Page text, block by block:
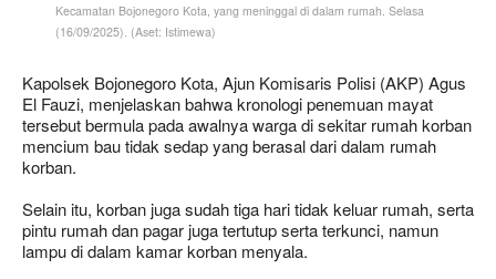
Kecamatan Bojonegoro Kota, yang meninggal di dalam rumah. Selasa
(16/09/2025). (Aset: Istimewa)
Kapolsek Bojonegoro Kota, Ajun Komisaris Polisi (AKP) Agus
El Fauzi, menjelaskan bahwa kronologi penemuan mayat
tersebut bermula pada awalnya warga di sekitar rumah korban
mencium bau tidak sedap yang berasal dari dalam rumah
korban.
Selain itu, korban juga sudah tiga hari tidak keluar rumah, serta
pintu rumah dan pagar juga tertutup serta terkunci, namun
lampu di dalam kamar korban menyala.